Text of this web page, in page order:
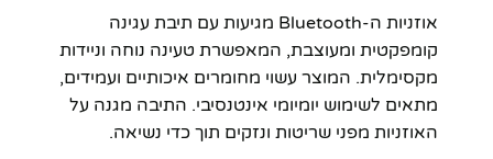
אוזניות ה-Bluetooth מגיעות עם תיבת עגינה
קומפקטית ומעוצבת, המאפשרת טעינה נוחה וניידות
מקסימלית. המוצר עשוי מחומרים איכותיים ועמידים,
מתאים לשימוש יומיומי אינטנסיבי. התיבה מגנה על
האוזניות מפני שריטות ונזקים תוך כדי נשיאה.